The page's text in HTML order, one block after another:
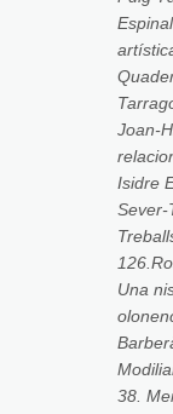
Joan-
Isidre
Sever-
Una
38.